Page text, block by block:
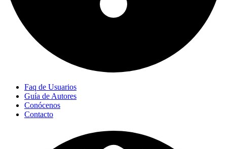
Faq de Usuarios
Guía de Autores
Conócenos
Contacto